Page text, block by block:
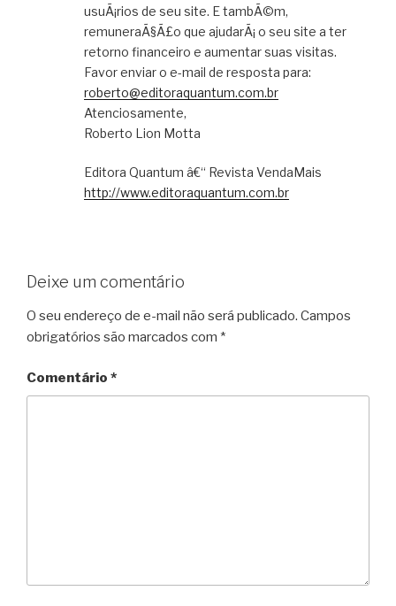
usuÃ¡rios de seu site. E tambÃ©m,
remuneraÃ§Ã£o que ajudarÃ¡ o seu site a ter
retorno financeiro e aumentar suas visitas.
Favor enviar o e-mail de resposta para:
roberto@editoraquantum.com.br
Atenciosamente,
Roberto Lion Motta
Editora Quantum â€“ Revista VendaMais
http://www.editoraquantum.com.br
Deixe um comentário
O seu endereço de e-mail não será publicado. Campos
obrigatórios são marcados com *
Comentário *